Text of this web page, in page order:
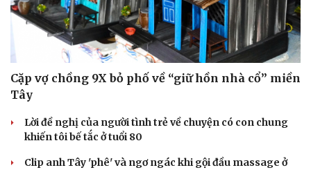
Sức khỏe
Dinh dưỡng - món ngon
Nhi khoa
Nam khoa
Phòng mạch online
Ăn sạch sống khỏe
Đời sống
Nhà đẹp
Blog
Cặp vợ chồng 9X bỏ phố về “giữ hồn nhà cổ” miền
Tây
Lời đề nghị của người tình trẻ về chuyện có con chung
khiến tôi bế tắc ở tuổi 80
Clip anh Tây 'phê' và ngơ ngác khi gội đầu massage ở